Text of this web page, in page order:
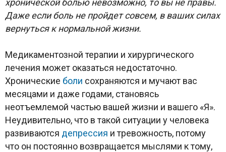
хроническойбольюневозможно, то вы не правы.
Даже еслиболь не пройдет совсем, в ваших силах
вернуться к нормальной жизни.
Медикаментозной терапии и хирургического
лечения может оказаться недостаточно.
Хронические боли сохраняются и мучают вас
месяцами и даже годами, становясь
неотъемлемой частью вашей жизни и вашего «Я».
Неудивительно, что в такой ситуации у человека
развиваются депрессия и тревожность, потому
что он постоянно возвращается мыслями к тому,